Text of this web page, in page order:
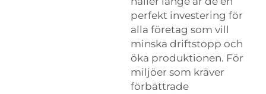
perfekt investering för
alla företag som vill
minska driftstopp och
öka produktionen. För
miljöer som kräver
förbättrade